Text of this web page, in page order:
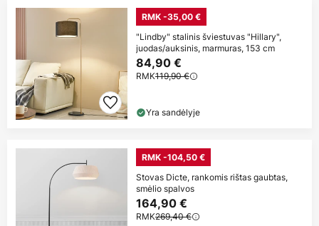
RMK -35,00 €
"Lindby" stalinis šviestuvas "Hillary",
juodas/auksinis, marmuras, 153 cm
84,90 €
RMK119,90 €
Yra sandėlyje
RMK -104,50 €
Stovas Dicte, rankomis rištas gaubtas,
smėlio spalvos
164,90 €
RMK269,40 €